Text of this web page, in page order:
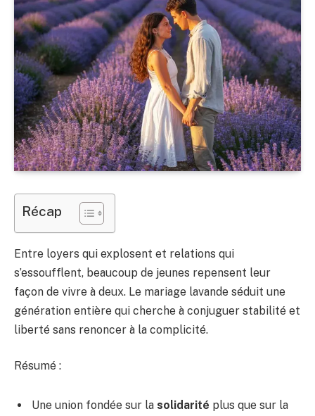
Récap
Entre loyers qui explosent et relations qui
s’essoufflent, beaucoup de jeunes repensent leur
façon de vivre à deux. Le mariage lavande séduit une
génération entière qui cherche à conjuguer stabilité et
liberté sans renoncer à la complicité.
Résumé :
Une union fondée sur la solidarité plus que sur la